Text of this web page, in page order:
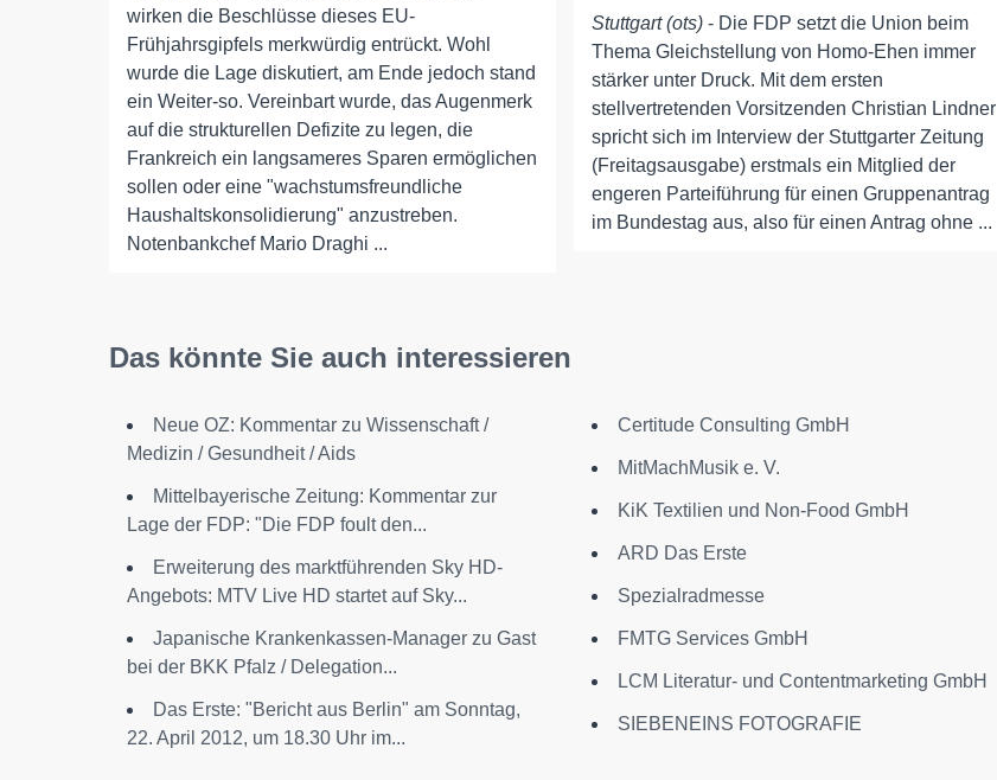
wirken die Beschlüsse dieses EU-
Frühjahrsgipfels merkwürdig entrückt. Wohl
wurde die Lage diskutiert, am Ende jedoch stand
ein Weiter-so. Vereinbart wurde, das Augenmerk
auf die strukturellen Defizite zu legen, die
Frankreich ein langsameres Sparen ermöglichen
sollen oder eine "wachstumsfreundliche
Haushaltskonsolidierung" anzustreben.
Notenbankchef Mario Draghi ...
Stuttgart (ots)- Die FDP setzt die Union beim
Thema Gleichstellung von Homo-Ehen immer
stärker unter Druck. Mit dem ersten
stellvertretenden Vorsitzenden Christian Lindner
spricht sich im Interview der Stuttgarter Zeitung
(Freitagsausgabe) erstmals ein Mitglied der
engeren Parteiführung für einen Gruppenantrag
im Bundestag aus, also für einen Antrag ohne ...
Das könnte Sie auch interessieren
Neue OZ: Kommentar zu Wissenschaft /
Medizin / Gesundheit / Aids
Mittelbayerische Zeitung: Kommentar zur
Lage der FDP: "Die FDP foult den...
Erweiterung des marktführenden Sky HD-
Angebots: MTV Live HD startet auf Sky...
Japanische Krankenkassen-Manager zu Gast
bei der BKK Pfalz / Delegation...
Das Erste: "Bericht aus Berlin" am Sonntag,
22. April 2012, um 18.30 Uhr im...
Certitude Consulting GmbH
MitMachMusik e. V.
KiK Textilien und Non-Food GmbH
ARD Das Erste
Spezialradmesse
FMTG Services GmbH
LCM Literatur- und Contentmarketing GmbH
SIEBENEINS FOTOGRAFIE